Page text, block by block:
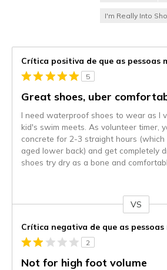
I'm Really Into
Crítica positiva de que as pessoas
5
Great shoes, uber
I need waterproof shoes to wear as I
kid's swim meets. As volunteer timer,
concrete for 2-3 straight hours (which
aged lower back) and get completely
shoes try dry as a bone and
VS
Crítica negativa de que as
2
Not for high foot volume